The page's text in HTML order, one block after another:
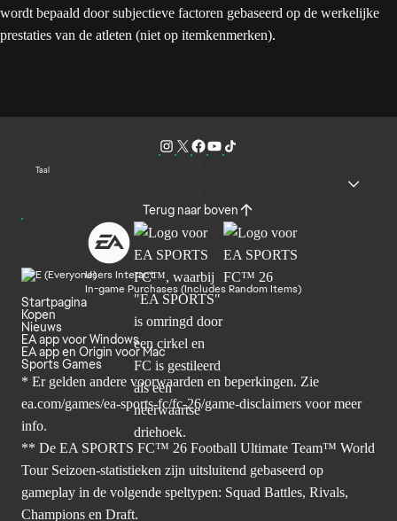
wordt bepaald door subjectieve factoren gebaseerd op de werkelijke
prestaties van de atleten (niet op itemkenmerken).
Taal
Terug naar boven
Users Interact
In-game Purchases (Includes Random Items)
Startpagina
Kopen
Nieuws
EA app voor Windows
EA app en Origin voor Mac
Sports Games
* Er gelden andere voorwaarden en beperkingen. Zie
ea.com/games/ea-sports-fc/fc-26/game-disclaimers voor meer
info.
** De EA SPORTS FC™ 26 Football Ultimate Team™ World
Tour Seizoen-statistieken zijn uitsluitend gebaseerd op
gameplay in de volgende speltypen: Squad Battles, Rivals,
Champions en Draft.